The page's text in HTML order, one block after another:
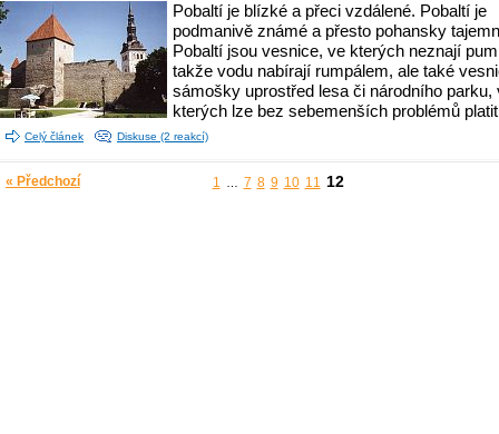
Pobaltí je blízké a přeci vzdálené. Pobaltí je
podmanivě známé a přesto pohansky
Pobaltí jsou vesnice, ve kterých neznají
takže vodu nabírají rumpálem, ale také
sámošky uprostřed lesa či národního parku,
kterých lze bez sebemenších problémů
Celý článek Diskuse (2 reakcí)
« Předchozí 1 7 8 9 10 11 12